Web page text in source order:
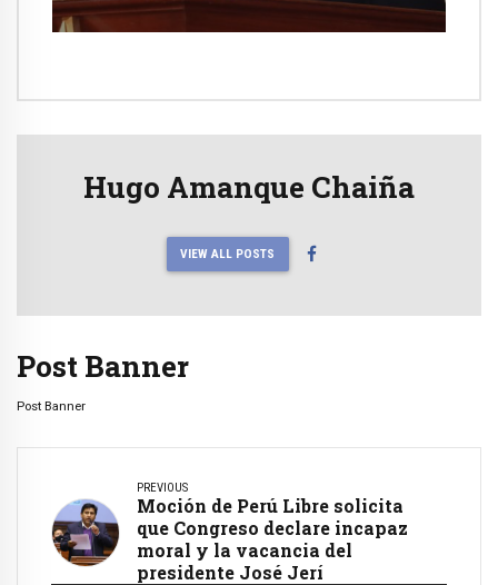
Hugo Amanque Chaiña
VIEW ALL POSTS
Post Banner
Post Banner
PREVIOUS
Moción de Perú Libre solicita
que Congreso declare incapaz
moral y la vacancia del
presidente José Jerí